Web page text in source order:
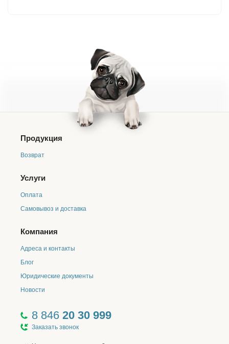
Продукция
Возврат
Услуги
Оплата
Самовывоз и доставка
Компания
Адреса и контакты
Блог
Юридические документы
Новости
8 846 20 30 999
Заказать звонок